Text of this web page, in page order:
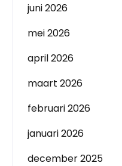
juni 2026
mei 2026
april 2026
maart 2026
februari 2026
januari 2026
december 2025